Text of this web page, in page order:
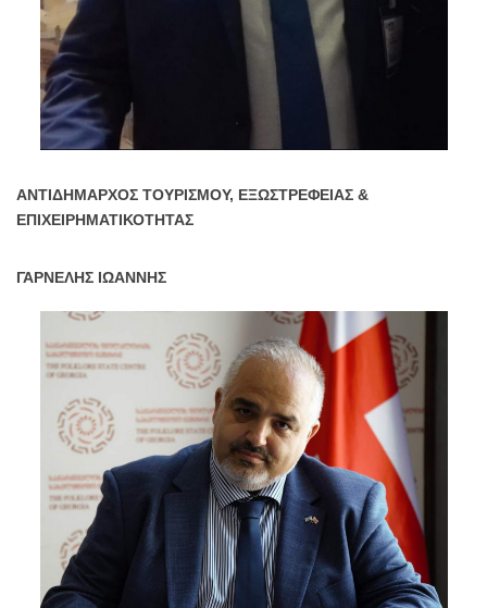
ΑΝΤΙΔΗΜΑΡΧΟΣ ΤΟΥΡΙΣΜΟΥ, ΕΞΩΣΤΡΕΦΕΙΑΣ &
ΕΠΙΧΕΙΡΗΜΑΤΙΚΟΤΗΤΑΣ
ΓΑΡΝΕΛΗΣ ΙΩΑΝΝΗΣ